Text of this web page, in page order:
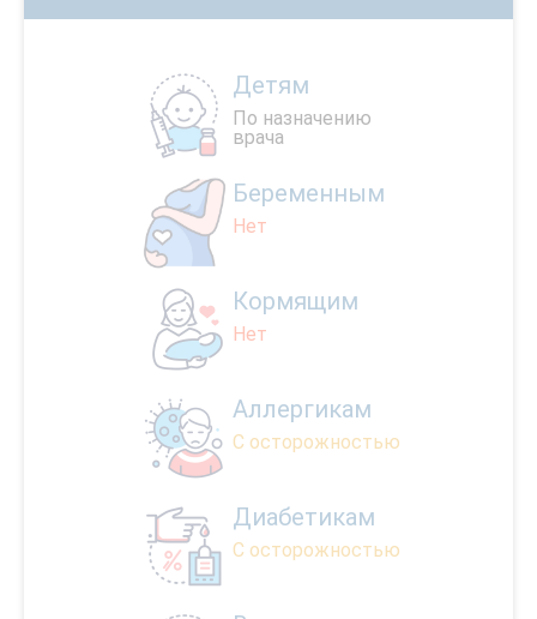
Детям
По назначению
врача
Беременным
Нет
Кормящим
Нет
Аллергикам
С осторожностью
Диабетикам
С осторожностью